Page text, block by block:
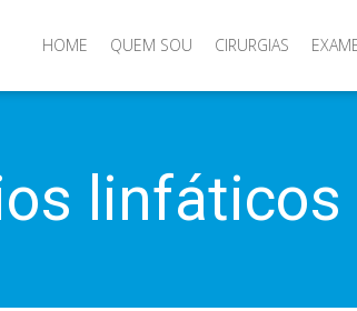
HOME QUEM SOU CIRURGIAS